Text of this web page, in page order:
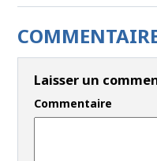
Laisser un
Commentaire